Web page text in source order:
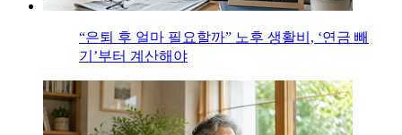
“은퇴 후 얼마 필요할까” 노후 생활비, ‘연금 빼
기’부터 계산해야